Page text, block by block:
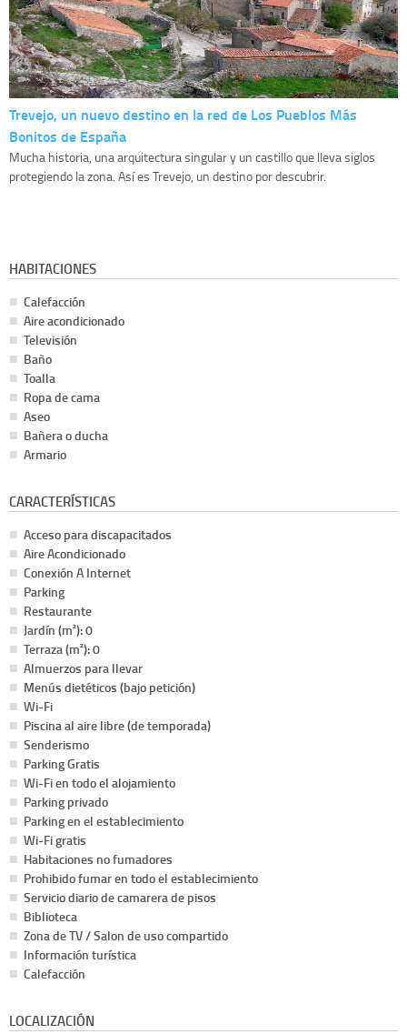
Trevejo, un nuevo destino en la red de Los Pueblos Más
Bonitos de España
Mucha historia, una arquitectura singular y un castillo que lleva siglos
protegiendo la zona. Así es Trevejo, un destino por descubrir.
HABITACIONES
Calefacción
Aire acondicionado
Televisión
Baño
Toalla
Ropa de cama
Aseo
Bañera o ducha
Armario
CARACTERÍSTICAS
Acceso para discapacitados
Aire Acondicionado
Conexión A Internet
Parking
Restaurante
Jardín (m²): 0
Terraza (m²): 0
Almuerzos para llevar
Menús dietéticos (bajo petición)
Wi-Fi
Piscina al aire libre (de temporada)
Senderismo
Parking Gratis
Wi-Fi en todo el alojamiento
Parking privado
Parking en el establecimiento
Wi-Fi gratis
Habitaciones no fumadores
Prohibido fumar en todo el establecimiento
Servicio diario de camarera de pisos
Biblioteca
Zona de TV / Salon de uso compartido
Información turística
Calefacción
LOCALIZACIÓN